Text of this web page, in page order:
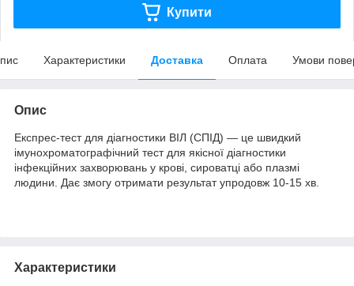
Купити
Характеристики Доставка Оплата Умови
Опис
Експрес-тест для діагностики ВІЛ (СПІД) — це швидкий
імунохроматографічний тест для якісної діагностики
інфекційних захворювань у крові, сироватці або плазмі
людини. Дає змогу отримати результат упродовж 10-15 хв.
Характеристики